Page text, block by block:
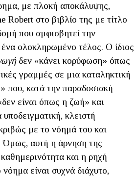
με πλοκή αποκάλυψης,
Robert στο βιβλίο της με τίτλο
που αμφισβητεί την
ολοκληρωμένο τέλος. Ο ίδιος
δεν «κάνει κορύφωση» όπως
γραμμές σε μια καταληκτική
που, κατά την παραδοσιακή
είναι όπως η ζωή» και
κλειστή
με το νόημά του και
Όμως, αυτή η άρνηση της
και η ρηχή
είναι συχνά διάχυτο,